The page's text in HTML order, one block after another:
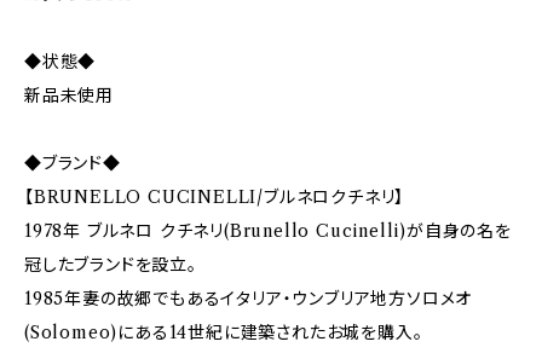
◆状態◆
新品未使用
◆ブランド◆
【BRUNELLO CUCINELLI/ブルネロクチネリ】
1978年 ブルネロ クチネリ(Brunello Cucinelli)が自身の名を
冠したブランドを設立。
1985年妻の故郷でもあるイタリア・ウンブリア地方ソロメオ
(Solomeo)にある14世紀に建築されたお城を購入。